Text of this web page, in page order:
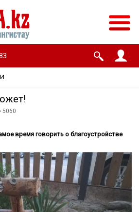
5060
время говорить о благоустройстве